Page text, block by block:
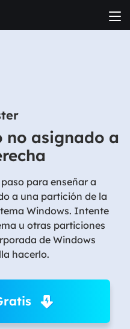
no asignado a
para enseñar a
a una partición de la
Windows. Intente
u otras particiones
de Windows
hacerlo.